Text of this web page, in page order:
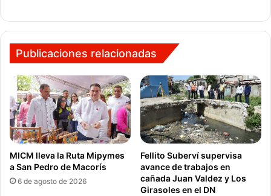
Publicaciones relacionadas
MICM lleva la Ruta Mipymes
a San Pedro de Macorís
6 de agosto de 2026
Fellito Suberví supervisa
avance de trabajos en
cañada Juan Valdez y Los
Girasoles en el DN